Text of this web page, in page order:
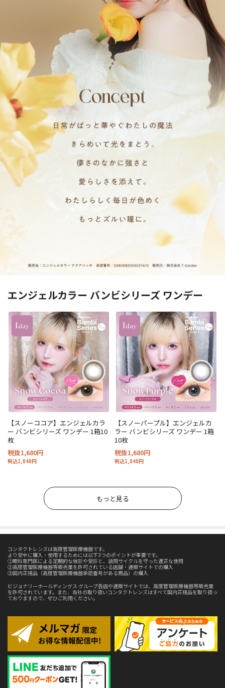
エンジェルカラー バンビシリーズ ワンデー
【スノーココア】エンジェルカラ
ー バンビシリーズ ワンデー 1箱10
枚
税抜1,680円
税込1,848円
【スノーパープル】エンジェルカ
ラー バンビシリーズ ワンデー 1箱
10枚
税抜1,680円
税込1,848円
もっと見る
コンタクトレンズは高度管理医療機器です。
より安全に購入・使用するためには以下3つのポイントが重要です。
①眼科専門医による定期的な検診や受診と、装用サイクルを守った適正な使用
②高度管理医療機器等販売業を許可されている店舗・通販サイトでの購入
③国内正規品（高度管理医療機器承認番号がある商品）の購入
ビジョナリーホールディングス グループ各店や通販サイトでは、高度管理医療機器等販売業
を許可されています。また、当社の取り扱いコンタクトレンズはすべて国内正規品を取り扱っ
ておりますので、ぜひご利用ください。